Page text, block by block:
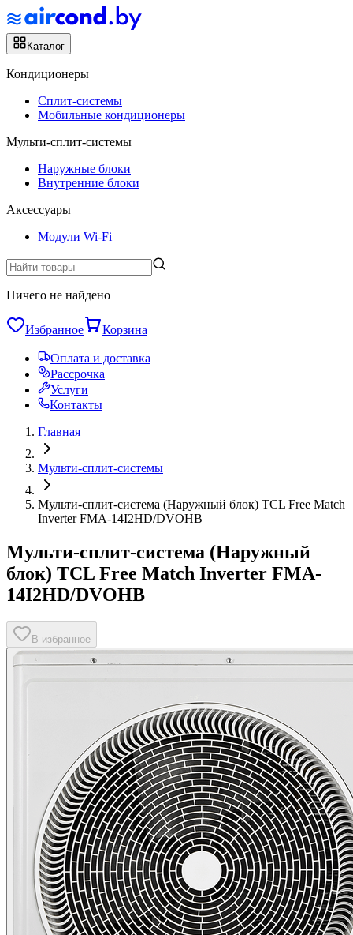
Каталог
Кондиционеры
Сплит-системы
Мобильные кондиционеры
Мульти-сплит-системы
Наружные блоки
Внутренние блоки
Аксессуары
Модули Wi-Fi
Ничего не найдено
Избранное Корзина
Оплата и доставка
Рассрочка
Услуги
Контакты
Главная
Мульти-сплит-системы
Мульти-сплит-система (Наружный блок) TCL Free Match
Inverter FMA-14I2HD/DVOHB
Мульти-сплит-система (Наружный
блок) TCL Free Match Inverter FMA-
14I2HD/DVOHB
В избранное